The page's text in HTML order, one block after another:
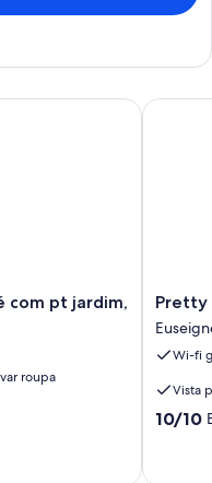
com pt jardim,
roupa
pt jardim, excelente
Pretty
chalet-
style
studio
Pretty
Wi-fi
Vista
10/10
Pretty